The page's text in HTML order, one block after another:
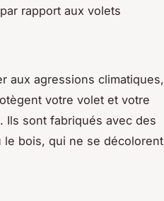
rapport aux volets
aux agressions climatiques,
votre volet et votre
Ils sont fabriqués avec des
le bois, qui ne se décolorent